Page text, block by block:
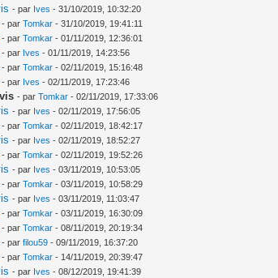
- par Ives - 31/10/2019, 10:32:20
- parTomkar - 31/10/2019, 19:41:11
- parTomkar - 01/11/2019, 12:36:01
- par Ives - 01/11/2019, 14:23:56
- parTomkar - 02/11/2019, 15:16:48
- par Ives - 02/11/2019, 17:23:46
- parTomkar - 02/11/2019, 17:33:06
- par Ives - 02/11/2019, 17:56:05
- parTomkar - 02/11/2019, 18:42:17
- par Ives - 02/11/2019, 18:52:27
- parTomkar - 02/11/2019, 19:52:26
- par Ives - 03/11/2019, 10:53:05
- parTomkar - 03/11/2019, 10:58:29
- par Ives - 03/11/2019, 11:03:47
- parTomkar - 03/11/2019, 16:30:09
- parTomkar - 08/11/2019, 20:19:34
- parfilou59 - 09/11/2019, 16:37:20
- parTomkar - 14/11/2019, 20:39:47
- par Ives - 08/12/2019, 19:41:39